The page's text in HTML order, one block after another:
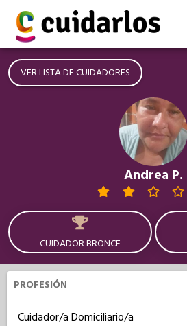
VER LISTA DE CUIDADORES
Andrea P.
CUIDADOR BRONCE
PROFESIÓN
Cuidador/a Domiciliario/a